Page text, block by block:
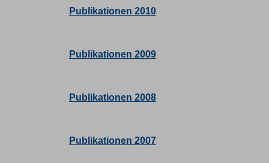
Publikationen 2010
Publikationen 2009
Publikationen 2008
Publikationen 2007